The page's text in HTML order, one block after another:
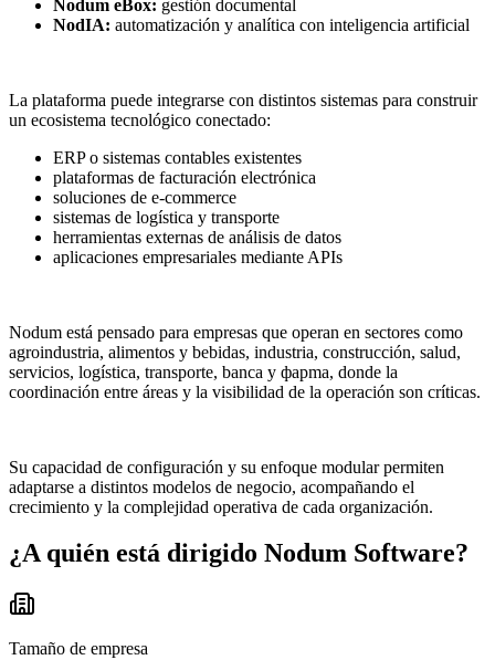
Nodum eBox: gestión documental
NodIA: automatización y analítica con inteligencia artificial
La plataforma puede integrarse con distintos sistemas para construir
un ecosistema tecnológico conectado:
ERP o sistemas contables existentes
plataformas de facturación electrónica
soluciones de e-commerce
sistemas de logística y transporte
herramientas externas de análisis de datos
aplicaciones empresariales mediante APIs
Nodum está pensado para empresas que operan en sectores como
agroindustria, alimentos y bebidas, industria, construcción, salud,
servicios, logística, transporte, banca y фарma, donde la
coordinación entre áreas y la visibilidad de la operación son críticas.
Su capacidad de configuración y su enfoque modular permiten
adaptarse a distintos modelos de negocio, acompañando el
crecimiento y la complejidad operativa de cada organización.
¿A quién está dirigido Nodum Software?
Tamaño de empresa